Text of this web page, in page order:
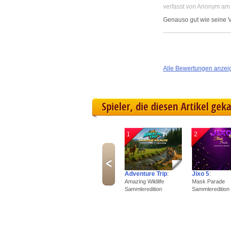
verfasst von Anonym
Genauso gut wie seine
Alle Bewertungen
Spieler, die diesen Artikel
1
Adventure Trip:
Amazing Wildlife
Sammleredition
2
Jixo 5:
Mask Parade
Sammleredition